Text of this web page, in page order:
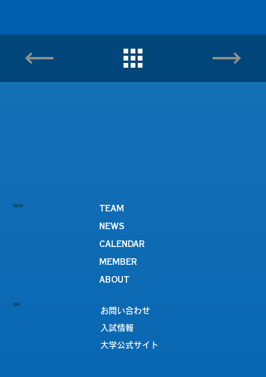
MENU
TEAM
NEWS
CALENDAR
MEMBER
ABOUT
LINK
お問い合わせ
入試情報
大学公式サイト